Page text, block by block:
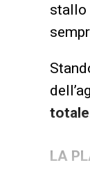
stallo
totale
LA